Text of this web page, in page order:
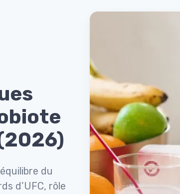
du
d’UFC, rôle